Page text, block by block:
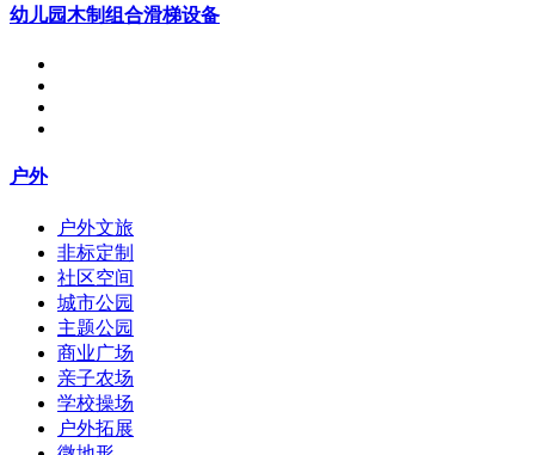
幼儿园木制组合滑梯设备
户外
户外文旅
非标定制
社区空间
城市公园
主题公园
商业广场
亲子农场
学校操场
户外拓展